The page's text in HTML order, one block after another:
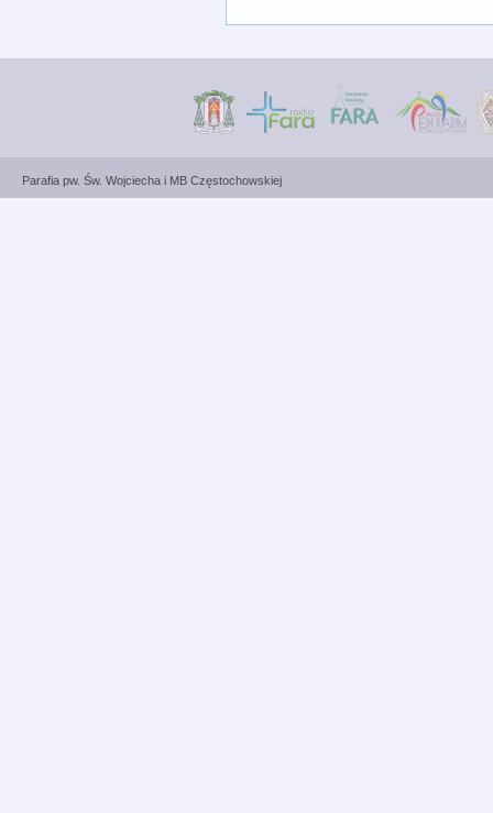
Parafia pw. Św. Wojciecha i MB Częstochowskiej